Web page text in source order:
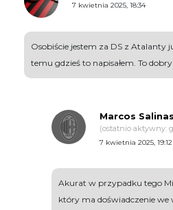
7 kwietnia 2025, 18:34
Osobiście jestem za DS z Atalanty
temu gdzieś to napisałem. To
Marcos Salinas
(ostatnio aktywny:
7 kwietnia 2025, 19:12
Akurat w przypadku tego
który ma doświadczenie we